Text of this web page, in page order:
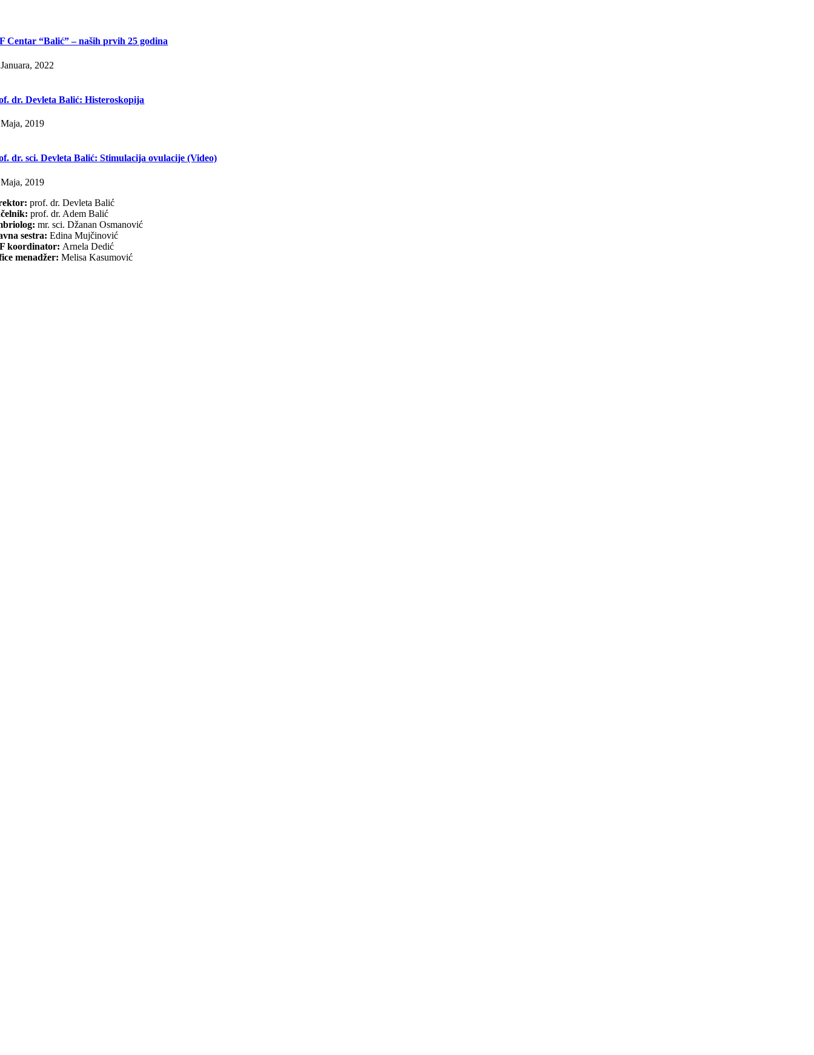
Centar “Balić” – naših prvih 25 godina
2022
dr. Devleta Balić: Histeroskopija
2019
dr. sci. Devleta Balić: Stimulacija ovulacije (Video)
2019
prof. dr. Devleta Balić
prof. dr. Adem Balić
mr. sci. Džanan Osmanović
sestra: Edina Mujčinović
koordinator: Arnela Dedić
menadžer: Melisa Kasumović